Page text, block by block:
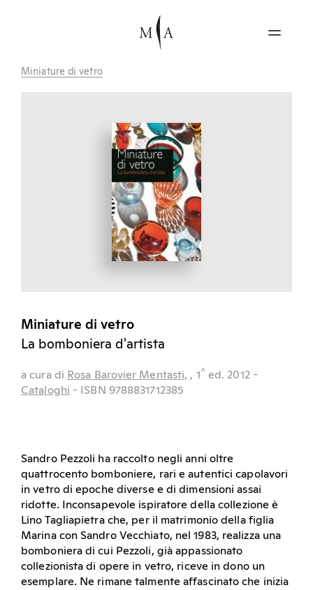
Miniature di vetro
Miniature di vetro
La bomboniera d'artista
a cura di Rosa Barovier Mentasti, , 1^ ed. 2012 -
Cataloghi - ISBN 9788831712385
Sandro Pezzoli ha raccolto negli anni oltre
quattrocento bomboniere, rari e autentici capolavori
in vetro di epoche diverse e di dimensioni assai
ridotte. Inconsapevole ispiratore della collezione è
Lino Tagliapietra che, per il matrimonio della figlia
Marina con Sandro Vecchiato, nel 1983, realizza una
bomboniera di cui Pezzoli, già appassionato
collezionista di opere in vetro, riceve in dono un
esemplare. Ne rimane talmente affascinato che inizia